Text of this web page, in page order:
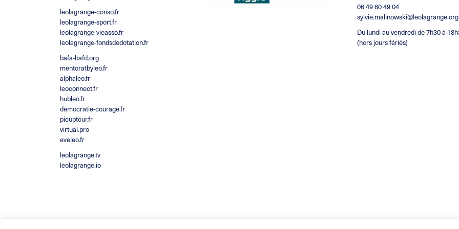
leolagrange-conso.fr
leolagrange-sport.fr
leolagrange-vieasso.fr
leolagrange-fondsdedotation.fr
bafa-bafd.org
mentoratbyleo.fr
alphaleo.fr
leoconnect.fr
hubleo.fr
democratie-courage.fr
picuptour.fr
virtual.pro
eveleo.fr
leolagrange.tv
leolagrange.io
06 49 60 49 04
sylvie.malinowski@leolagrange.org
Du lundi au vendredi de 7h30 à
(hors jours fériés)